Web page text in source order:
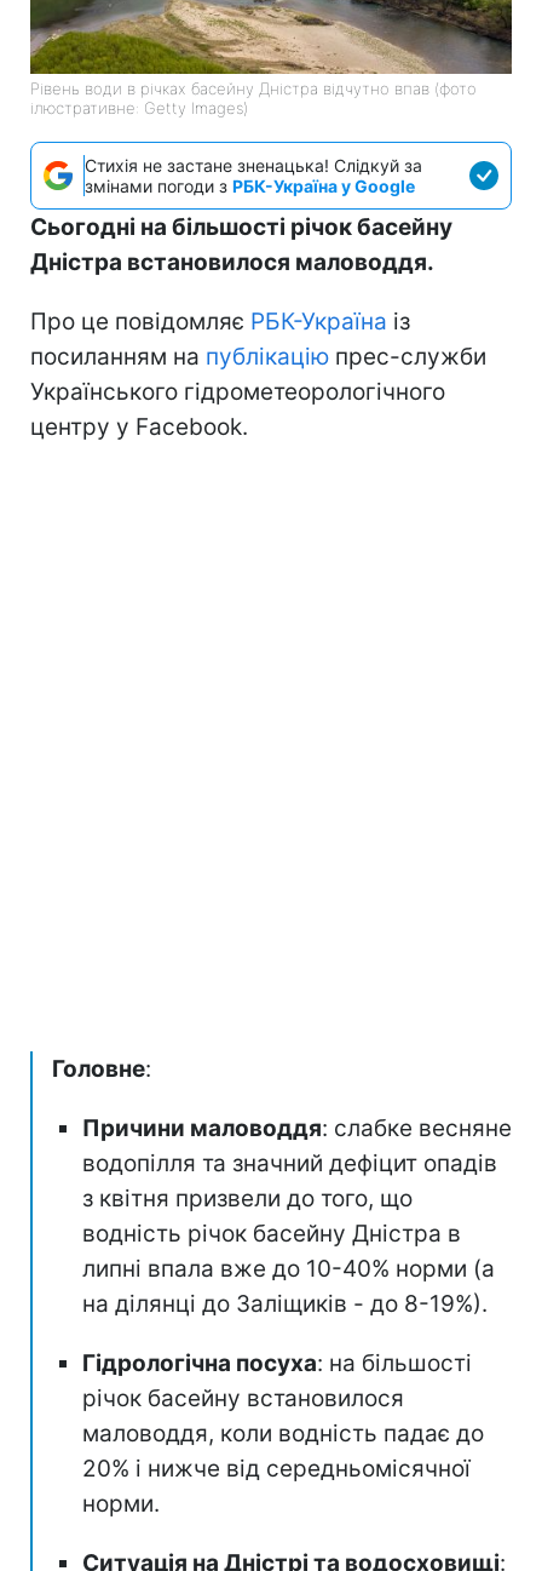
Рівень води в річках басейну Дністра відчутно впав (фото
ілюстративне: Getty Images)
Стихія не застане зненацька! Слідкуй за
змінами погоди з РБК-Україна у Google
Сьогодні на більшості річок басейну
Дністра встановилося маловоддя.
Про це повідомляє РБК-Україна із
посиланням на публікацію прес-служби
Українського гідрометеорологічного
центру у Facebook.
Головне:
Причини маловоддя: слабке весняне
водопілля та значний дефіцит опадів
з квітня призвели до того, що
водність річок басейну Дністра в
липні впала вже до 10-40% норми (а
на ділянці до Заліщиків - до 8-19%).
Гідрологічна посуха: на більшості
річок басейну встановилося
маловоддя, коли водність падає до
20% і нижче від середньомісячної
норми.
Ситуація на Дністрі та водосховищі: